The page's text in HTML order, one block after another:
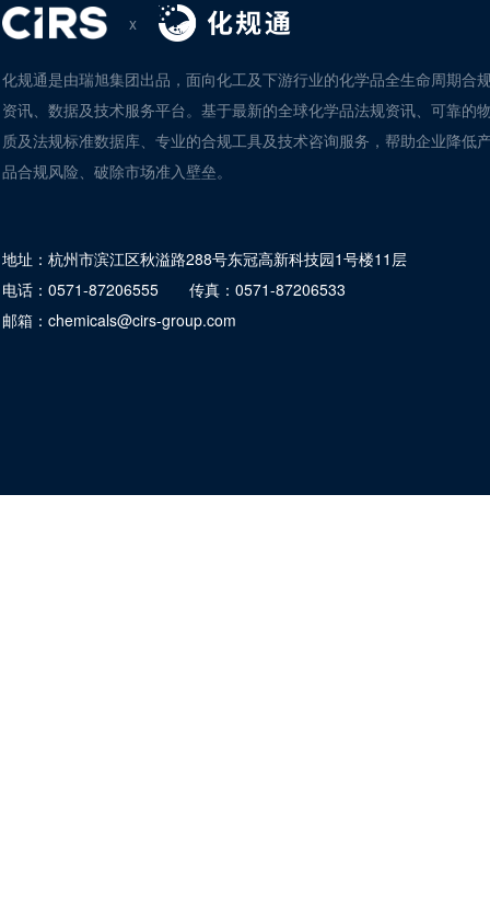
x
化规通是由瑞旭集团出品，面向化工及下游行业的化学品全生命周期合
资讯、数据及技术服务平台。基于最新的全球化学品法规资讯、可靠的
质及法规标准数据库、专业的合规工具及技术咨询服务，帮助企业降低
品合规风险、破除市场准入壁垒。
地址： 杭州市滨江区秋溢路288号东冠高新科技园1号楼11层
电话： 0571-87206555 传真： 0571-87206533
邮箱： chemicals@cirs-group.com